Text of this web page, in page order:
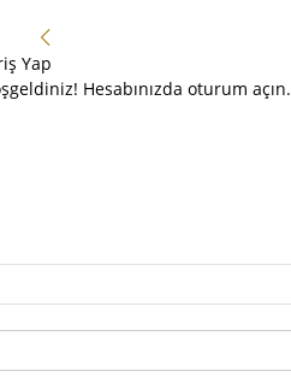
Yap
Hesabınızda oturum açın.